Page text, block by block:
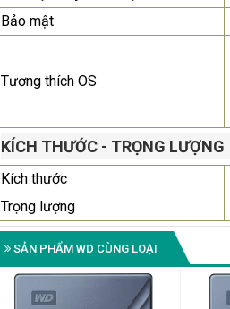
Bảo mật
Tương thích OS
KÍCH THƯỚC - TRỌNG LƯỢNG
Kích thước
Trọng lượng
SẢN PHẨM WD CÙNG LOẠI